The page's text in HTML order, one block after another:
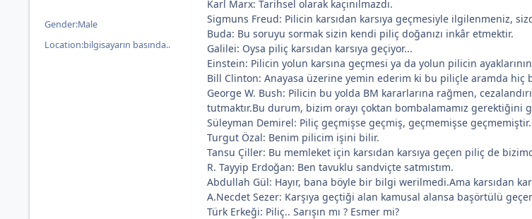
Gender:Male
Location:bilgisayarın basında..
Karl Marx: Tarihsel olarak kaçınılmazdı.
Sigmuns Freud: Pilicin karsıdan karsıya geçmesiyle ilgilenmeniz,
Buda: Bu soruyu sormak sizin kendi piliç doğanızı inkâr etmektir.
Galilei: Oysa piliç karsıdan karsıya geçiyor...
Einstein: Pilicin yolun karsına geçmesi ya da yolun pilicin
Bill Clinton: Anayasa üzerine yemin ederim ki bu piliçle aramda hiç
George W. Bush: Pilicin bu yolda BM kararlarına rağmen,
tutmaktır.Bu durum, bizim orayı çoktan bombalamamız gerektiğini
Süleyman Demirel: Piliç geçmişse geçmiş, geçmemişse geçmemiştir.
Turgut Özal: Benim pilicim işini bilir.
Tansu Çiller: Bu memleket için karsıdan karsıya geçen piliç de
R. Tayyip Erdoğan: Ben tavuklu sandviçte satmıstım.
Abdullah Gül: Hayır, bana böyle bir bilgi werilmedi.Ama karsıdan
A.Necdet Sezer: Karşıya geçtiği alan kamusal alansa başörtülü
Türk Erkeği: Piliç.. Sarışın mı ? Esmer mi?